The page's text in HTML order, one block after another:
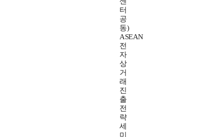
터
공
동)
ASEAN
전
자
상
거
래
진
출
전
략
세
미